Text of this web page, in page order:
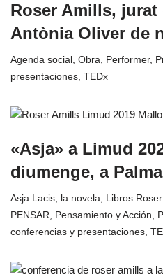
Roser Amills, jurat
Antònia Oliver de
Agenda social , Obra, Performer,
presentaciones, TEDx
«Asja» a Limud
diumenge, a Palma
Asja Lacis, la novela, Libros
PENSAR, Pensamiento y Acción,
conferencias y presentaciones,